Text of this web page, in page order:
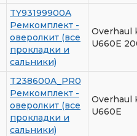
TY93199900A
Ремкомплект -
оверолкит (все
прокладки и
сальники)
Overhaul
U660E
T238600A_PR0
Ремкомплект -
оверолкит (все
прокладки и
сальники)
Overhaul
U660E